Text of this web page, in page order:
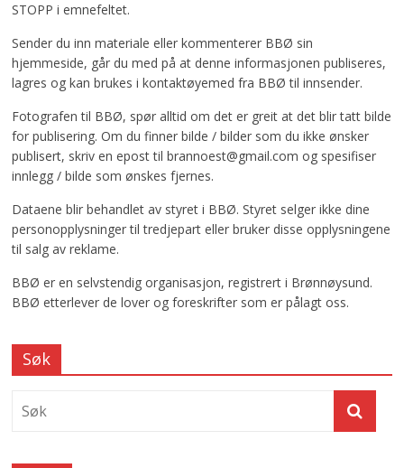
STOPP i emnefeltet.
Sender du inn materiale eller kommenterer BBØ sin
hjemmeside, går du med på at denne informasjonen publiseres,
lagres og kan brukes i kontaktøyemed fra BBØ til innsender.
Fotografen til BBØ, spør alltid om det er greit at det blir tatt bilde
for publisering. Om du finner bilde / bilder som du ikke ønsker
publisert, skriv en epost til brannoest@gmail.com og spesifiser
innlegg / bilde som ønskes fjernes.
Dataene blir behandlet av styret i BBØ. Styret selger ikke dine
personopplysninger til tredjepart eller bruker disse opplysningene
til salg av reklame.
BBØ er en selvstendig organisasjon, registrert i Brønnøysund.
BBØ etterlever de lover og foreskrifter som er pålagt oss.
Søk